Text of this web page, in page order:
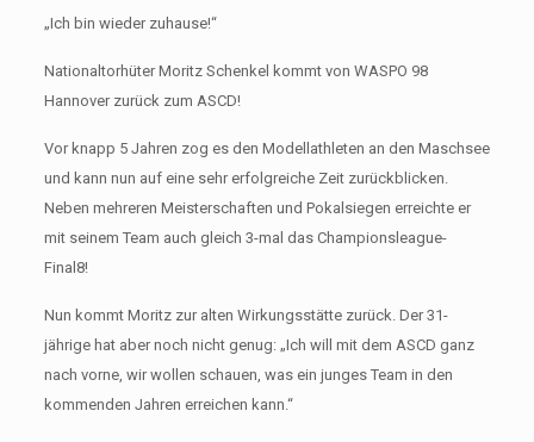
„Ich bin wieder zuhause!“
Nationaltorhüter Moritz Schenkel kommt von WASPO 98
Hannover zurück zum ASCD!
Vor knapp 5 Jahren zog es den Modellathleten an den Maschsee
und kann nun auf eine sehr erfolgreiche Zeit zurückblicken.
Neben mehreren Meisterschaften und Pokalsiegen erreichte er
mit seinem Team auch gleich 3-mal das Championsleague-
Final8!
Nun kommt Moritz zur alten Wirkungsstätte zurück. Der 31-
jährige hat aber noch nicht genug: „Ich will mit dem ASCD ganz
nach vorne, wir wollen schauen, was ein junges Team in den
kommenden Jahren erreichen kann.“